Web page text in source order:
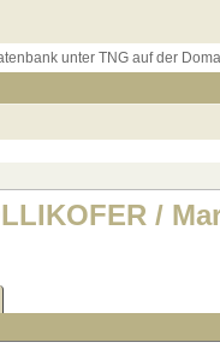
unter TNG auf der
/